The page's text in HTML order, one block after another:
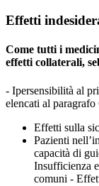
Effetti
Come tutti i
effetti collaterali,
- Ipersensibilità al
elencati al paragrafo
Effetti sulla
Pazienti
capacità di
Insufficienza
comuni -